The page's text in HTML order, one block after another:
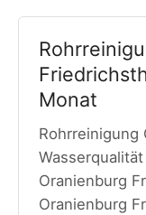
Monat
Rohrreinigung
Oranienburg
Oranienburg